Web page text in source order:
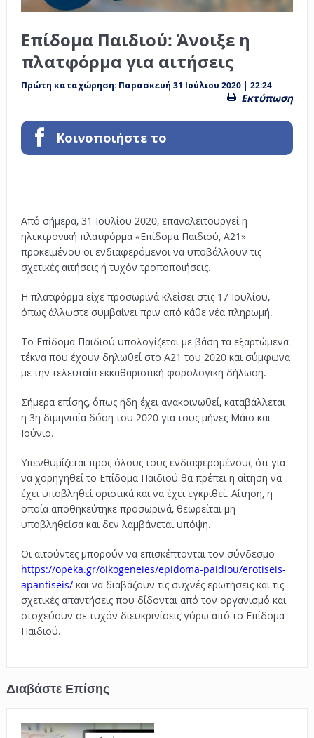
Επίδομα Παιδιού: Άνοιξε η
πλατφόρμα για αιτήσεις
Πρώτη καταχώρηση: Παρασκευή 31 Ιούλιου 2020 | 22:24
Εκτύπωση
Κοινοποιήστε το
Από σήμερα, 31 Ιουλίου 2020, επαναλειτουργεί η
ηλεκτρονική πλατφόρμα«Επίδομα Παιδιού, Α21»
προκειμένου οι ενδιαφερόμενοι να υποβάλλουν τις
σχετικές αιτήσεις ή τυχόν τροποποιήσεις.
Η πλατφόρμα είχε προσωρινά κλείσει στις 17 Ιουλίου,
όπως άλλωστε συμβαίνει πριν από κάθε νέα πληρωμή.
Το Επίδομα Παιδιού υπολογίζεται με βάση τα εξαρτώμενα
τέκνα που έχουν δηλωθεί στο Α21 του 2020 και σύμφωνα
με την τελευταία εκκαθαριστική φορολογική δήλωση.
Σήμερα επίσης, όπως ήδη έχει ανακοινωθεί, καταβάλλεται
η 3η διμηνιαία δόση του 2020 για τους μήνες Μάιο και
Ιούνιο.
Υπενθυμίζεται προς όλους τους ενδιαφερομένους ότι για
να χορηγηθεί το Επίδομα Παιδιού θα πρέπει η αίτηση να
έχει υποβληθεί οριστικά και να έχει εγκριθεί. Αίτηση, η
οποία αποθηκεύτηκε προσωρινά, θεωρείται μη
υποβληθείσα και δεν λαμβάνεται υπόψη.
Οι αιτούντες μπορούν να επισκέπτονται τον σύνδεσμο
https://opeka.gr/oikogeneies/epidoma-paidiou/erotiseis-
apantiseis/ και να διαβάζουν τις συχνές ερωτήσεις και τις
σχετικές απαντήσεις που δίδονται από τον οργανισμό και
στοχεύουν σε τυχόν διευκρινίσεις γύρω από το Επίδομα
Παιδιού.